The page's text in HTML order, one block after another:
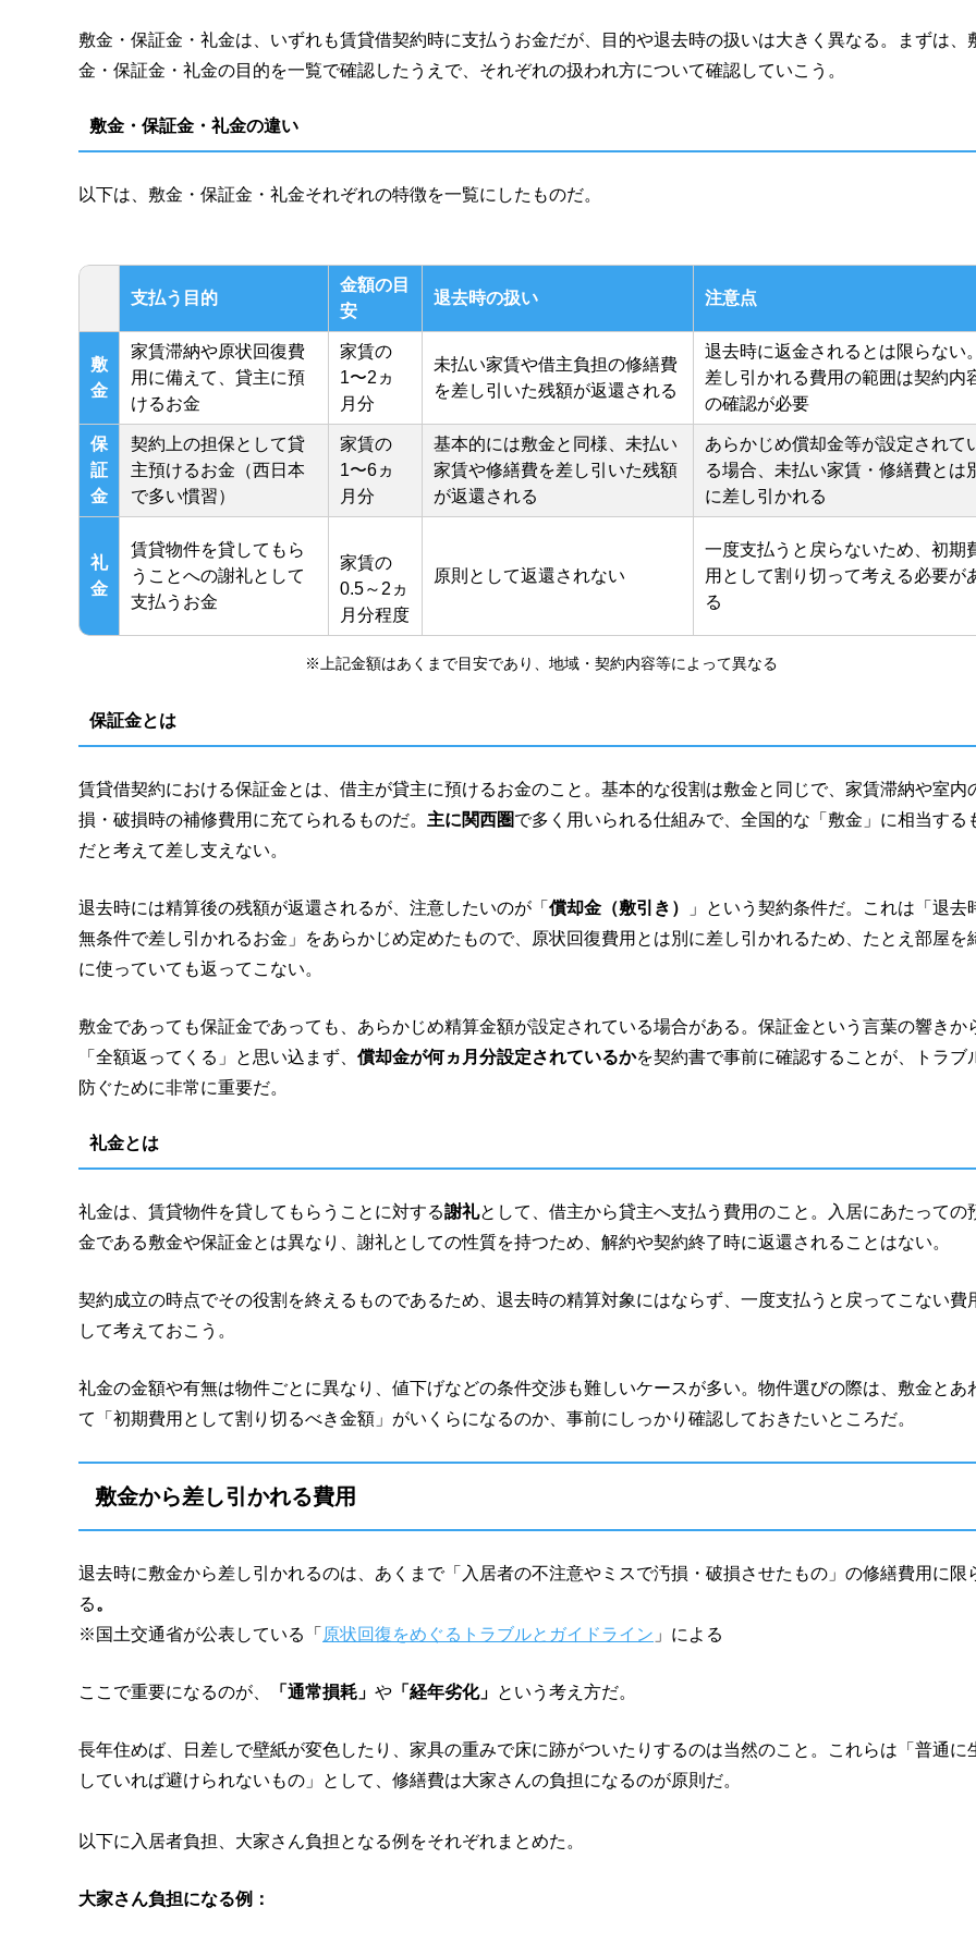
敷金・保証金・礼金は、いずれも賃貸借契約時に支払うお金だが、目的や退去時の扱いは大きく異なる。まずは、
金・保証金・礼金の目的を一覧で確認したうえで、それぞれの扱われ方について確認していこう。
敷金・保証金・礼金の違い
以下は、敷金・保証金・礼金それぞれの特徴を一覧にしたものだ。
支払う目的
金額の目
安
退去時の扱い 注意点
敷
金
家賃滞納や原状回復費
用に備えて、貸主に預
けるお金
家賃の
1〜2ヵ
月分
未払い家賃や借主負担の修繕費
を差し引いた残額が返還される
退去時に返金されるとは限らない。
差し引かれる費用の範囲は契約内
の確認が必要
保
証
金
契約上の担保として貸
主預けるお金（西日本
で多い慣習）
家賃の
1〜6ヵ
月分
基本的には敷金と同様、未払い
家賃や修繕費を差し引いた残額
が返還される
あらかじめ償却金等が設定されて
る場合、未払い家賃・修繕費とは
に差し引かれる
礼
金
賃貸物件を貸してもら
うことへの謝礼として
支払うお金
家賃の
0.5～2ヵ
月分程度
原則として返還されない
一度支払うと戻らないため、初期
用として割り切って考える必要が
る
※上記金額はあくまで目安であり、地域・契約内容等によって異なる
保証金とは
賃貸借契約における保証金とは、借主が貸主に預けるお金のこと。基本的な役割は敷金と同じで、家賃滞納や室内
損・破損時の補修費用に充てられるものだ。 主に関西圏で多く用いられる仕組みで、全国的な「敷金」に相当する
だと考えて差し支えない。
退去時には精算後の残額が返還されるが、注意したいのが「 償却金（敷引き ）
」という契約条件だ。これは「退去
無条件で差し引かれるお金」をあらかじめ定めたもので、原状回復費用とは別に差し引かれるため、たとえ部屋を
に使っていても返ってこない。
敷金であっても保証金であっても、あらかじめ精算金額が設定されている場合がある。保証金という言葉の響きか
「全額返ってくる」と思い込まず、 償却金が何ヵ月分設定されているかを契約書で事前に確認することが、トラブ
防ぐために非常に重要だ。
礼金とは
礼金は、賃貸物件を貸してもらうことに対する謝礼として、借主から貸主へ支払う費用のこと。入居にあたっての
金である敷金や保証金とは異なり、謝礼としての性質を持つため、解約や契約終了時に返還されることはない。
契約成立の時点でその役割を終えるものであるため、退去時の精算対象にはならず、一度支払うと戻ってこない費
して考えておこう。
礼金の金額や有無は物件ごとに異なり、値下げなどの条件交渉も難しいケースが多い。物件選びの際は、敷金とあ
て「初期費用として割り切るべき金額」がいくらになるのか、事前にしっかり確認しておきたいところだ。
敷金から差し引かれる費用
退去時に敷金から差し引かれるのは、あくまで「入居者の不注意やミスで汚損・破損させたもの」の修繕費用に限
る。
※国土交通省が公表している「 原状回復をめぐるトラブルとガイドライン 」による
ここで重要になるのが、 「通常損耗」 や 「経年劣化」 という考え方だ。
長年住めば、日差しで壁紙が変色したり、家具の重みで床に跡がついたりするのは当然のこと。これらは「普通に
していれば避けられないもの」として、修繕費は大家さんの負担になるのが原則だ。
以下に入居者負担、大家さん負担となる例をそれぞれまとめた。
大家さん負担になる例：